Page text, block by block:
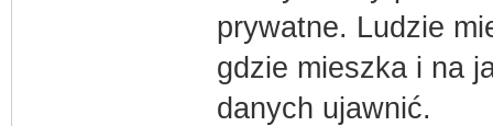
prywatne. Ludzie
gdzie mieszka i na
danych ujawnić.